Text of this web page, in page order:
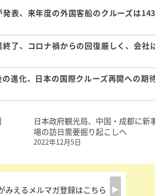
表、来年度の外国客船のクルーズは
了、コロナ禍からの回復厳しく、会社
進化、日本の国際クルーズ再開への期
日本政府観光局、中国・成都に新
場の訪日需要掘り起こしへ
2022年12月5日
みえるメルマガ登録はこちら